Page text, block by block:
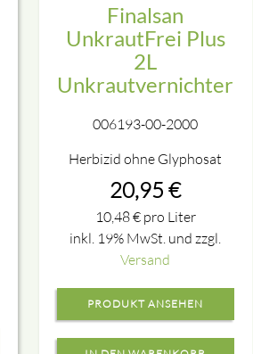
Finalsan
UnkrautFrei Plus
2L
Unkrautvernichter
006193-00-2000
Herbizid ohne Glyphosat
20,95€
10,48€pro Liter
inkl. 19% MwSt. und zzgl.
Versand
PRODUKT ANSEHEN